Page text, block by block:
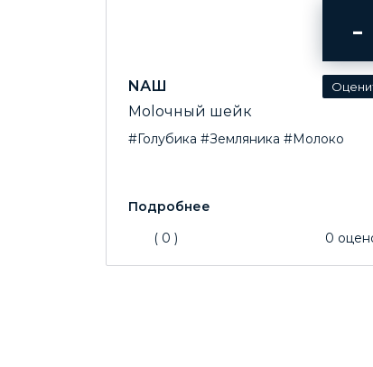
-
NАШ
Моlочный шейк
#Голубика #Земляника #Молоко
( 0 ) 0